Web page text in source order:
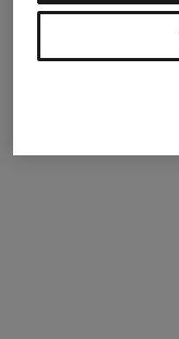
CARY-cargobukser i